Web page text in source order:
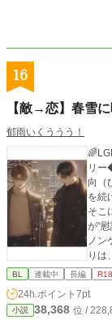
16
【敵→恋】春雪
郁雨いくううう！
🌈LGBT専門の
リー◆ 「シナサリンドー（ぶちのめすぞ）！
向（ひ
を続
そこに
が“
ノンケ）だっ
りは
に奇妙な絆
ピソ
性描
BL 連載中 長編 R18
24h.ポイント 7pt
小説 38,368 位 /